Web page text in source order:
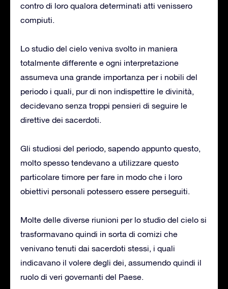
contro di loro qualora determinati atti venissero
compiuti.
Lo studio del cielo veniva svolto in maniera
totalmente differente e ogni interpretazione
assumeva una grande importanza per i nobili del
periodo i quali, pur di non indispettire le divinità,
decidevano senza troppi pensieri di seguire le
direttive dei sacerdoti.
Gli studiosi del periodo, sapendo appunto questo,
molto spesso tendevano a utilizzare questo
particolare timore per fare in modo che i loro
obiettivi personali potessero essere perseguiti.
Molte delle diverse riunioni per lo studio del cielo si
trasformavano quindi in sorta di comizi che
venivano tenuti dai sacerdoti stessi, i quali
indicavano il volere degli dei, assumendo quindi il
ruolo di veri governanti del Paese.